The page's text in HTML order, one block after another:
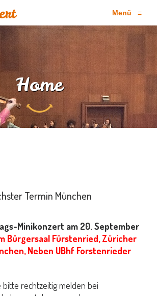
Menü ≡
Home
Termin München
Minikonzert am 20. September
Bürgersaal Fürstenried, Züricher
Neben UBhf Forstenrieder
bitte rechtzeitig melden bei